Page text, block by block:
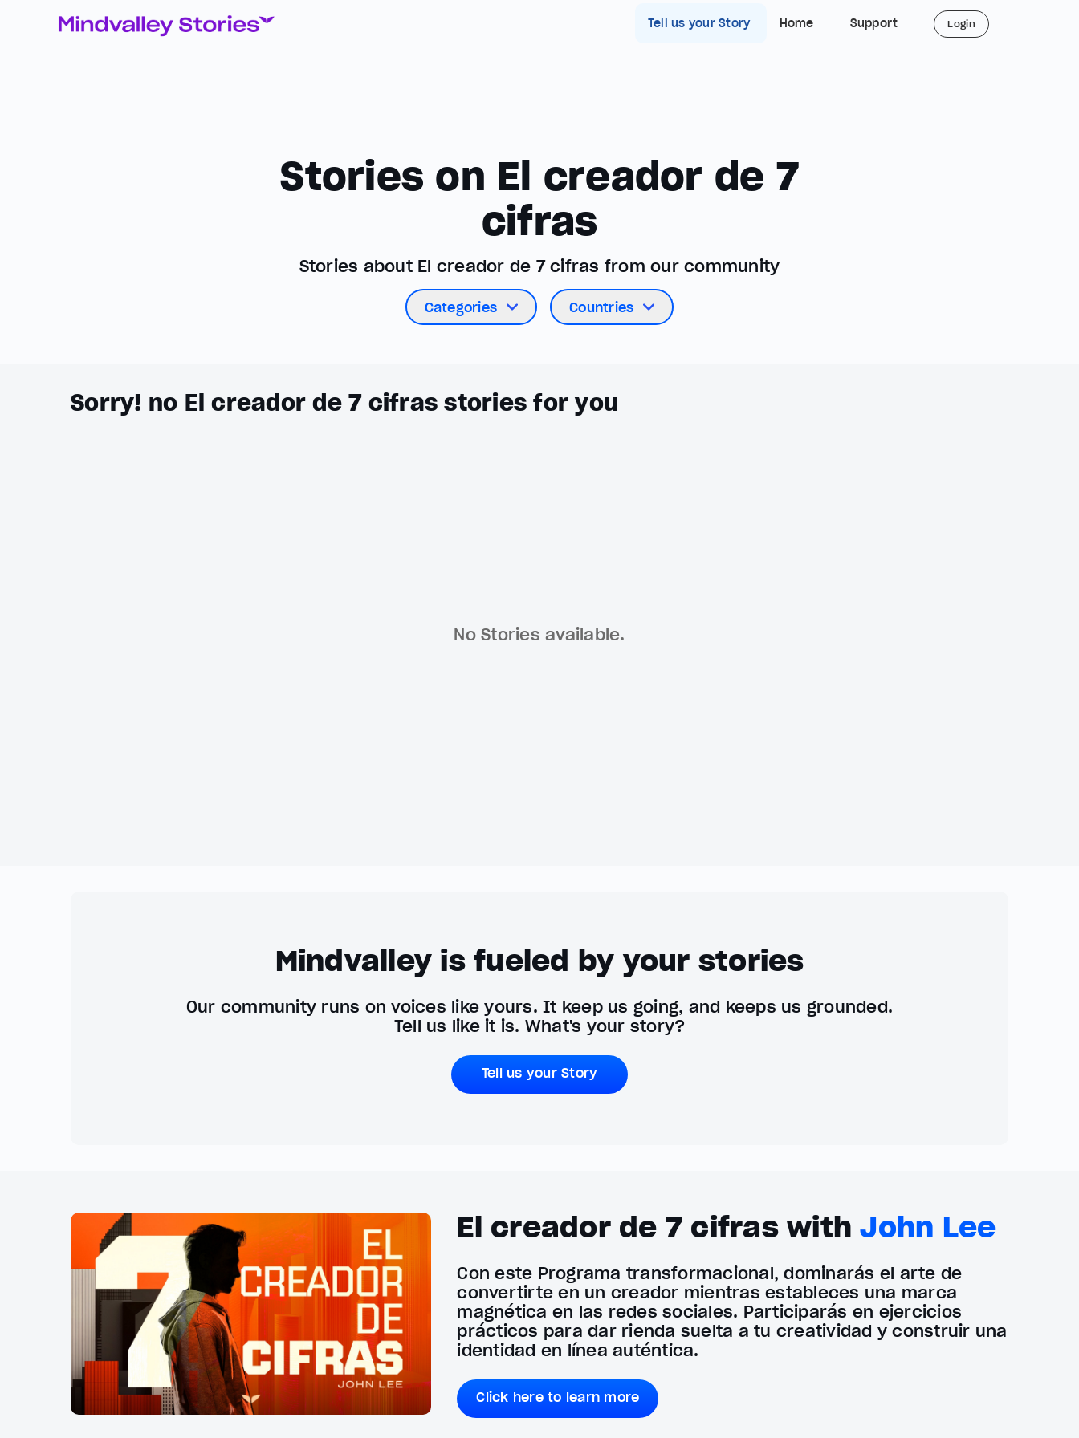
Tell us your Story Home Support Login
Stories on El creador de 7
cifras
Stories about El creador de 7 cifras from our community
Categories Countries
Sorry! no El creador de 7 cifras stories for you
No Stories available.
Mindvalley is fueled by your stories
Our community runs on voices like yours. It keep us going, and keeps us grounded.
Tell us like it is. What's your story?
Tell us your Story
El creador de 7 cifras withJohn Lee
Con este Programa transformacional, dominarás el arte de
convertirte en un creador mientras estableces una marca
magnética en las redes sociales. Participarás en ejercicios
prácticos para dar rienda suelta a tu creatividad y construir una
identidad en línea auténtica.
Click here to learn more